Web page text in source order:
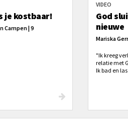
je kostbaar!
Campen | 9
VIDEO
God
nieuwe
Mariska
"Ik kreeg
relatie met
Ik bad en
hoe God in
een God